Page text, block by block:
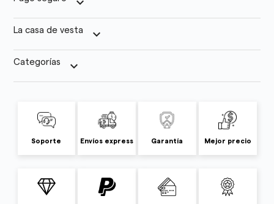
La casa de vesta keyboard_arrow_down
Categorías keyboard_arrow_down
Soporte Envíos express Garantía Mejor precio